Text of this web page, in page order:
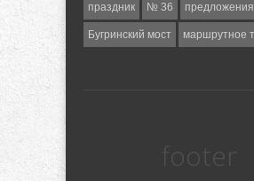
праздник № 36 предложения
Бугринский мост маршрутное
footer